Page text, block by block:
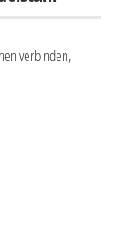
verbinden,